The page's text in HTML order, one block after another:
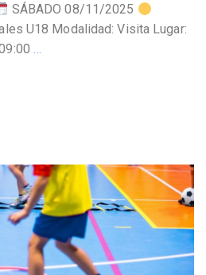
SÁBADO 08/11/2025
U18 Modalidad: Visita Lugar:
…